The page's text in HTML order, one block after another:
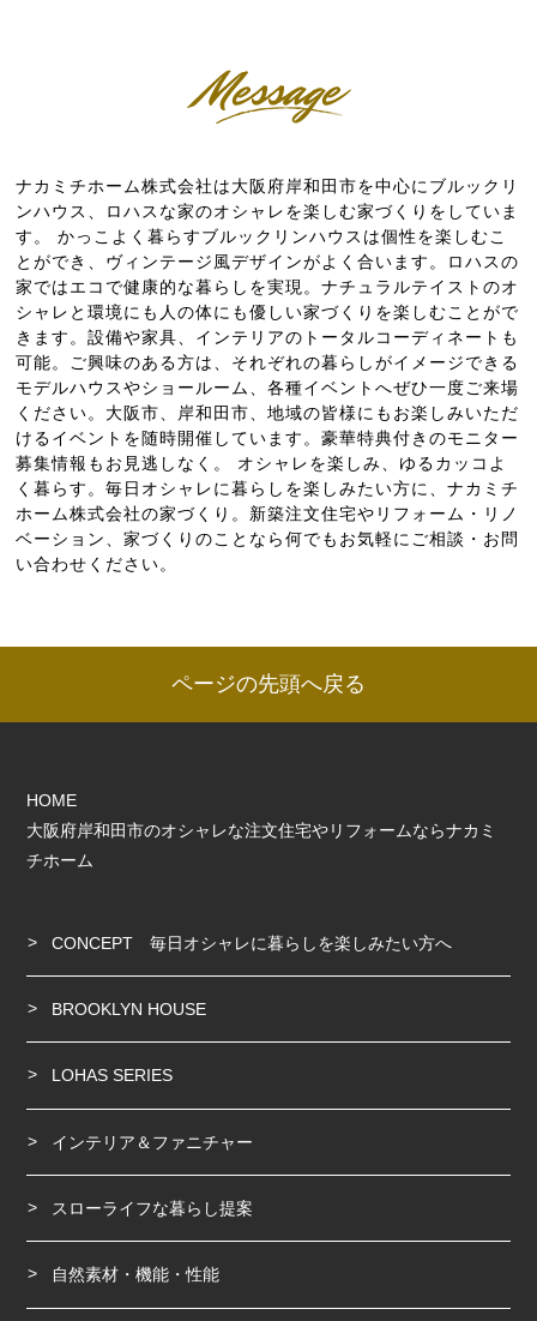
ナカミチホーム株式会社は大阪府岸和田市を中心にブルックリ
ンハウス、ロハスな家のオシャレを楽しむ家づくりをしていま
す。 かっこよく暮らすブルックリンハウスは個性を楽しむこ
とができ、ヴィンテージ風デザインがよく合います。ロハスの
家ではエコで健康的な暮らしを実現。ナチュラルテイストのオ
シャレと環境にも人の体にも優しい家づくりを楽しむことがで
きます。設備や家具、インテリアのトータルコーディネートも
可能。ご興味のある方は、それぞれの暮らしがイメージできる
モデルハウスやショールーム、各種イベントへぜひ一度ご来場
ください。大阪市、岸和田市、地域の皆様にもお楽しみいただ
けるイベントを随時開催しています。豪華特典付きのモニター
募集情報もお見逃しなく。 オシャレを楽しみ、ゆるカッコよ
く暮らす。毎日オシャレに暮らしを楽しみたい方に、ナカミチ
ホーム株式会社の家づくり。新築注文住宅やリフォーム・リノ
ベーション、家づくりのことなら何でもお気軽にご相談・お問
い合わせください。
ページの先頭へ戻る
HOME
大阪府岸和田市のオシャレな注文住宅やリフォームならナカミ
チホーム
CONCEPT 毎日オシャレに暮らしを楽しみたい方へ
BROOKLYN HOUSE
LOHAS SERIES
インテリア＆ファニチャー
スローライフな暮らし提案
自然素材・機能・性能